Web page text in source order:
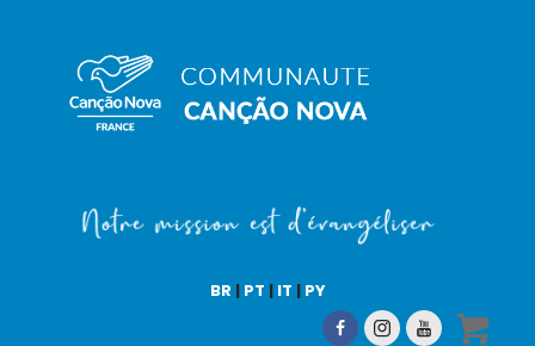
BR | PT | IT | PY
COMMUNAUTÉ CN
Notre mission est d'évangéliser !
Qui sommes-nous
CN Média